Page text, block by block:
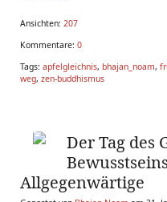
Ansichten: 207
Kommentare: 0
Tags: apfelgleichnis, bhajan_noam,
weg, zen-buddhismus
Der Tag des
Allgegenwärtige